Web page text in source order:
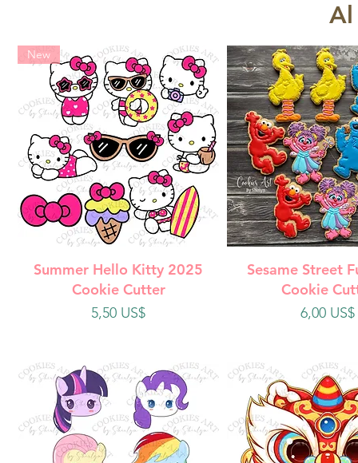
Al
Vista rápida
New
Summer Hello Kitty 2025
Cookie Cutter
Precio
5,50 US$
Vista
Sesame Street
Cookie
Precio
6,00 US$